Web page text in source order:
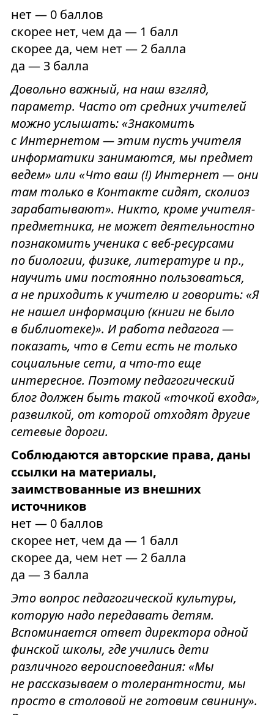
нет — 0 баллов
скорее нет, чем да — 1 балл
скорее да, чем нет — 2 балла
да — 3 балла
Довольно важный, на наш взгляд,
параметр. Часто от средних учителей
можно услышать: «Знакомить
с Интернетом — этим пусть учителя
информатики занимаются, мы предмет
ведем» или «Что ваш (!) Интернет — они
там только в Контакте сидят, сколиоз
зарабатывают». Никто, кроме учителя-
предметника, не может деятельностно
познакомить ученика с веб-ресурсами
по биологии, физике, литературе и пр.,
научить ими постоянно пользоваться,
а не приходить к учителю и говорить: «Я
не нашел информацию (книги не было
в библиотеке)». И работа педагога —
показать, что в Сети есть не только
социальные сети, а что-то еще
интересное. Поэтому педагогический
блог должен быть такой «точкой входа»,
развилкой, от которой отходят другие
сетевые дороги.
Соблюдаются авторские права, даны
ссылки на материалы,
заимствованные из внешних
источников
нет — 0 баллов
скорее нет, чем да — 1 балл
скорее да, чем нет — 2 балла
да — 3 балла
Это вопрос педагогической культуры,
которую надо передавать детям.
Вспоминается ответ директора одной
финской школы, где учились дети
различного вероисповедания: «Мы
не рассказываем о толерантности, мы
просто в столовой не готовим свинину».